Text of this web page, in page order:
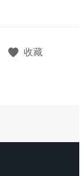
收藏